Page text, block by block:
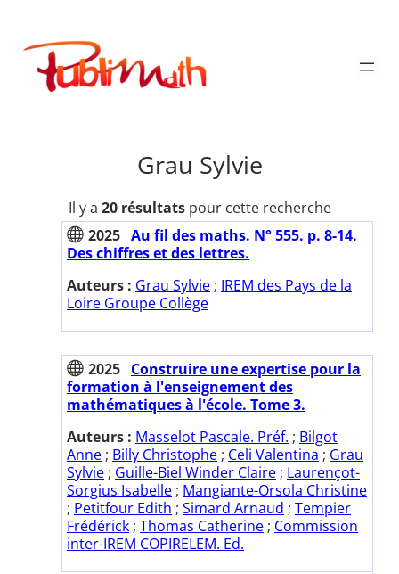
contenu
Publimath
Grau Sylvie
Il y a 20 résultatspour cette recherche
2025 Au fil des maths. N° 555. p. 8-14.
Des chiffres et des lettres.
Auteurs : Grau Sylvie ; IREM des Pays de la
Loire Groupe Collège
2025 Construire une expertise pour la
formation à l'enseignement des
mathématiques à l'école. Tome 3.
Auteurs : Masselot Pascale. Préf. ; Bilgot
Anne ; Billy Christophe ; Celi Valentina ; Grau
Sylvie ; Guille-Biel Winder Claire ; Laurençot-
Sorgius Isabelle ; Mangiante-Orsola Christine
; Petitfour Edith ; Simard Arnaud ; Tempier
Frédérick ; Thomas Catherine ; Commission
inter-IREM COPIRELEM. Ed.